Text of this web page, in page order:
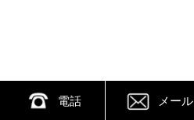
電話 メール